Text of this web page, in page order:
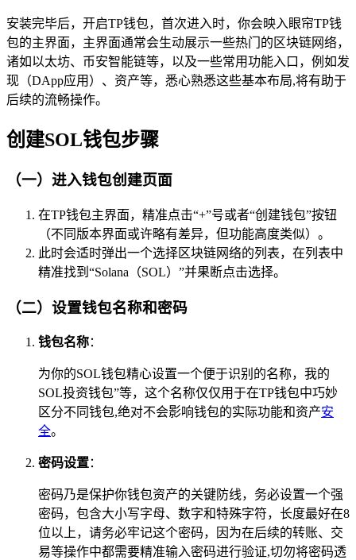
安装完毕后，开启TP钱包，首次进入时，你会映入眼帘TP钱
包的主界面，主界面通常会生动展示一些热门的区块链网络，
诸如以太坊、币安智能链等，以及一些常用功能入口，例如发
现（DApp应用）、资产等，悉心熟悉这些基本布局,将有助于
后续的流畅操作。
创建SOL钱包步骤
（一）进入钱包创建页面
在TP钱包主界面，精准点击“+”号或者“创建钱包”按钮
（不同版本界面或许略有差异，但功能高度类似）。
此时会适时弹出一个选择区块链网络的列表，在列表中
精准找到“Solana（SOL）”并果断点击选择。
（二）设置钱包名称和密码
钱包名称：
为你的SOL钱包精心设置一个便于识别的名称，我的
SOL投资钱包”等，这个名称仅仅用于在TP钱包中巧妙
区分不同钱包,绝对不会影响钱包的实际功能和资产安
全。
密码设置：
密码乃是保护你钱包资产的关键防线，务必设置一个强
密码，包含大小写字母、数字和特殊字符，长度最好在8
位以上，请务必牢记这个密码，因为在后续的转账、交
易等操作中都需要精准输入密码进行验证,切勿将密码透